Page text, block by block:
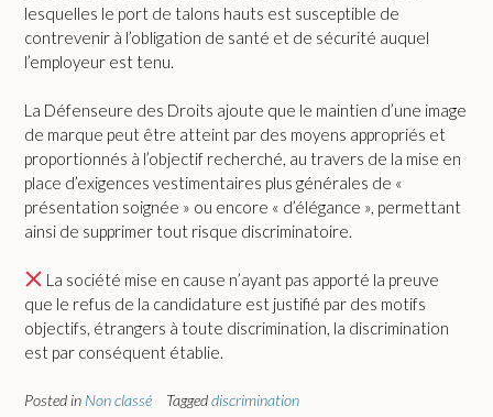
lesquelles le port de talons hauts est susceptible de
contrevenir à l’obligation de santé et de sécurité auquel
l’employeur est tenu.
La Défenseure des Droits ajoute que le maintien d’une image
de marque peut être atteint par des moyens appropriés et
proportionnés à l’objectif recherché, au travers de la mise en
place d’exigences vestimentaires plus générales de «
présentation soignée » ou encore « d’élégance », permettant
ainsi de supprimer tout risque discriminatoire.
La société mise en cause n’ayant pas apporté la preuve
que le refus de la candidature est justifié par des motifs
objectifs, étrangers à toute discrimination, la discrimination
est par conséquent établie.
Posted in Non classé Taggeddiscrimination